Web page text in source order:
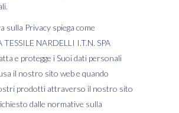
sulla Privacy spiega come
NARDELLI I.T.N. SPA
e protegge i Suoi dati personali
il nostro sito web e quando
prodotti attraverso il nostro sito
dalle normative sulla